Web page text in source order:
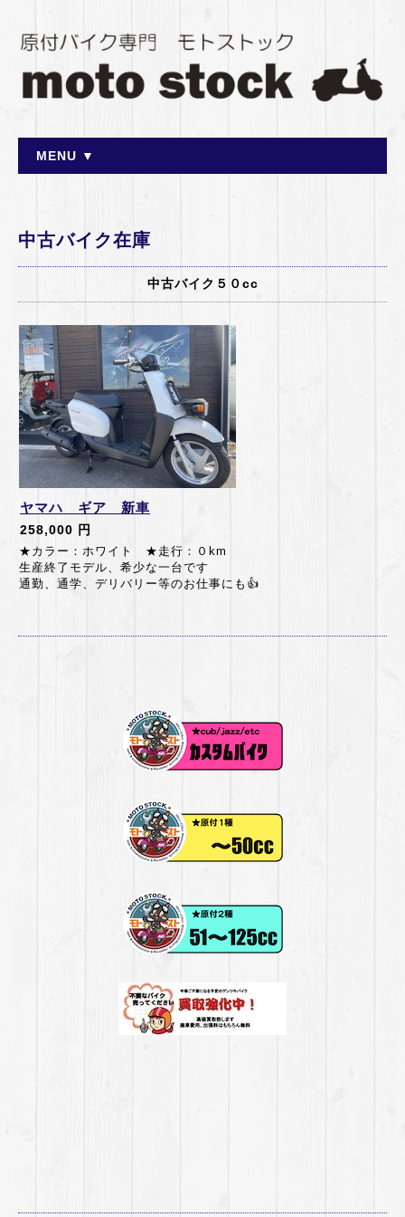
MENU ▼
中古バイク在庫
中古バイク５０cc
ヤマハ ギア 新車
258,000 円
★カラー：ホワイト ★走行：０km
生産終了モデル、希少な一台です
通勤、通学、デリバリー等のお仕事にも👍